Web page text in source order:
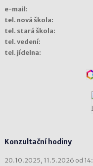
e-mail:
tel. nová škola:
tel. stará škola:
tel. vedení:
tel. jídelna:
Konzultační hodiny
20.10.2025, 11.5.2026 od